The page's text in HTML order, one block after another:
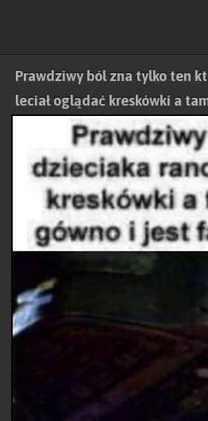
Prawdziwy ból zna tylko ten
leciał oglądać kreskówki a